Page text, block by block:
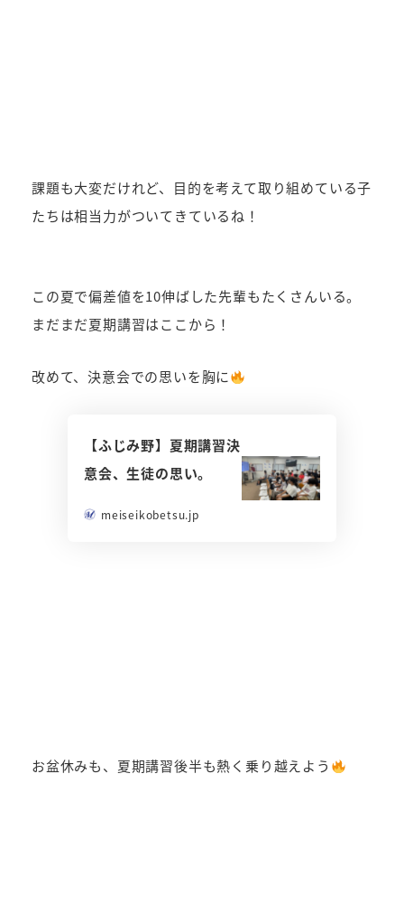
課題も大変だけれど、目的を考えて取り組めている子
たちは相当力がついてきているね！
この夏で偏差値を10伸ばした先輩もたくさんいる。
まだまだ夏期講習はここから！
改めて、決意会での思いを胸に
【ふじみ野】夏期講習決
意会、生徒の思い。
meiseikobetsu.jp
お盆休みも、夏期講習後半も熱く乗り越えよう